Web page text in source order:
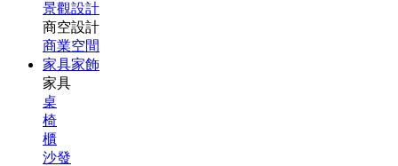
景觀設計
商空設計
商業空間
家具家飾
家具
桌
椅
櫃
沙發